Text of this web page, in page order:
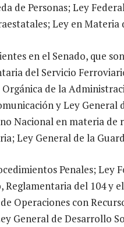
de Personas; Ley
Ley en
en el Senado, que
del Servicio
de la
y Ley General
Nacional en materia de
Ley General de la
Penales; Ley
Reglamentaria del 104 y
Operaciones con
General de Desarrollo